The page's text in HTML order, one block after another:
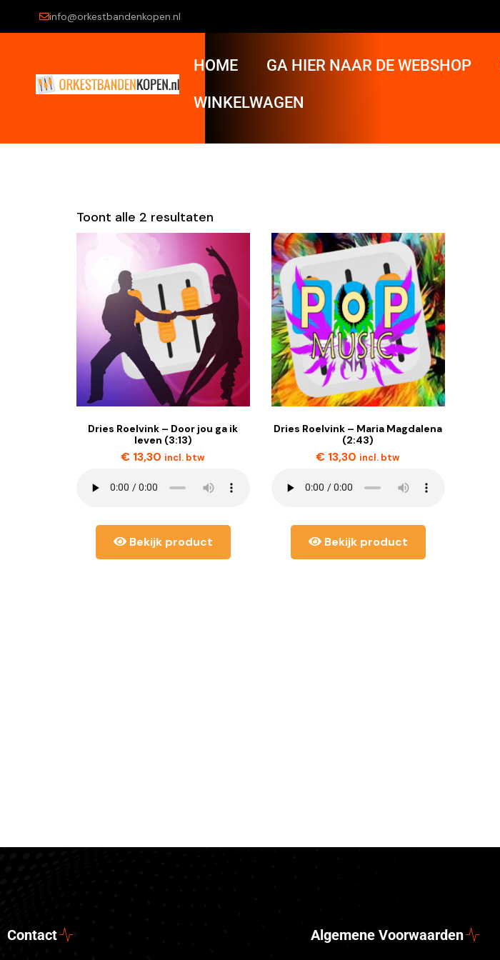
info@orkestbandenkopen.nl
HOME GA HIER NAAR DE WEBSHOP
WINKELWAGEN
Toont alle 2 resultaten
Dries Roelvink – Door jou ga ik
leven (3:13)
€ 13,30 incl. btw
Bekijk product
Dries Roelvink – Maria Magdalena
(2:43)
€ 13,30 incl. btw
Bekijk product
Contact Algemene Voorwaarden